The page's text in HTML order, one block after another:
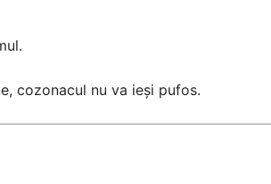
cozonacul nu va ieși pufos.